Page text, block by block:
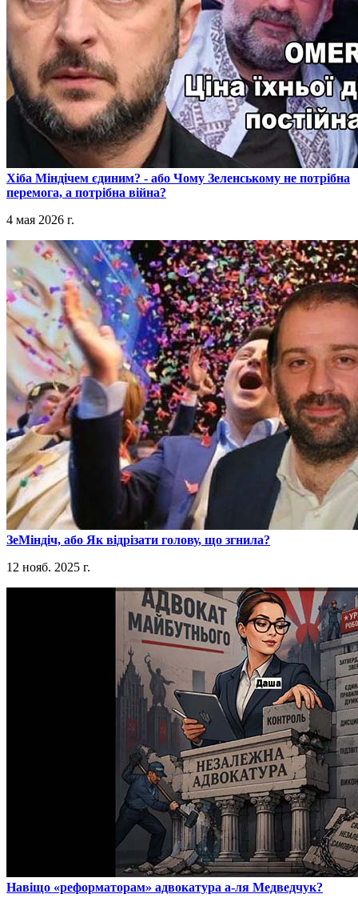
​Хіба Міндічем єдиним? - або Чому Зеленському не потрібна
перемога, а потрібна війна?
4 мая 2026 г.
​ЗеМіндіч, або Як відрізати голову, що згнила?
12 нояб. 2025 г.
​Навіщо «реформаторам» адвокатура а-ля Медведчук?